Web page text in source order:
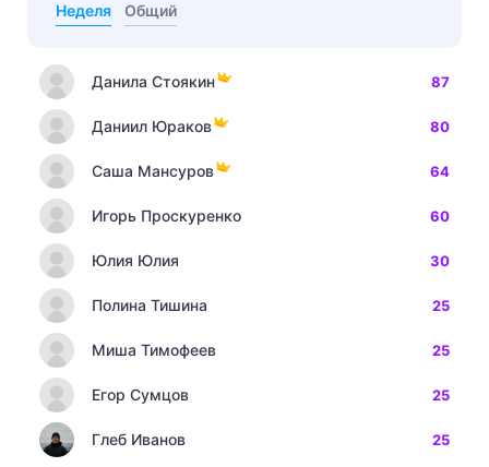
Неделя Общий
Данила Стоякин 87
Даниил Юраков 80
Саша Мансуров 64
Игорь Проскуренко 60
Юлия Юлия 30
Полина Тишина 25
Миша Тимофеев 25
Егор Сумцов 25
Глеб Иванов 25